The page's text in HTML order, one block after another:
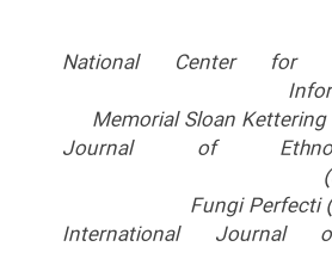
National Center for
Memorial Sloan
Journal of
Fungi Perfecti
International Journal